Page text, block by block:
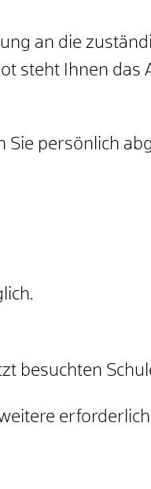
an die
steht Ihnen
Sie persönlich
besuchten